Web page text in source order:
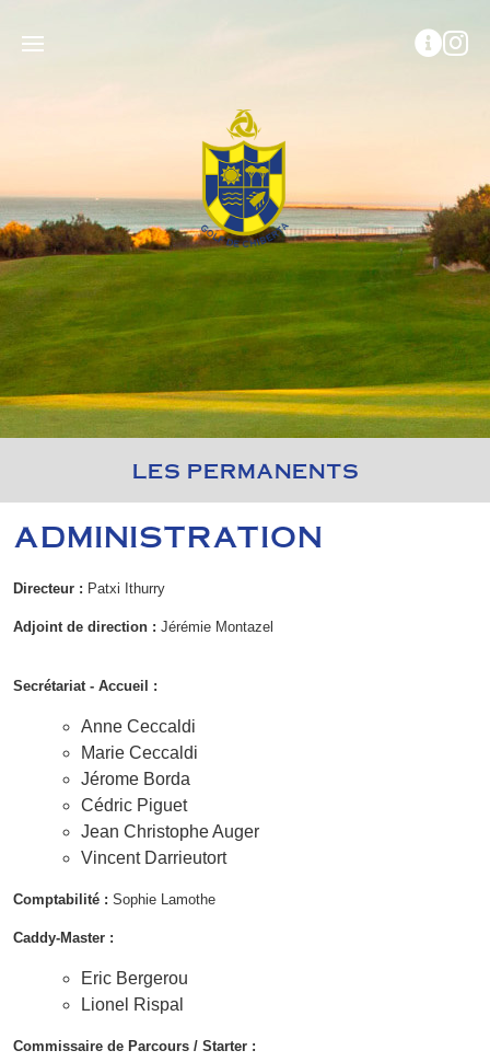
LES PERMANENTS
ADMINISTRATION
Directeur : Patxi Ithurry
Adjoint de direction : Jérémie Montazel
Secrétariat - Accueil :
Anne Ceccaldi
Marie Ceccaldi
Jérome Borda
Cédric Piguet
Jean Christophe Auger
Vincent Darrieutort
Comptabilité : Sophie Lamothe
Caddy-Master :
Eric Bergerou
Lionel Rispal
Commissaire de Parcours / Starter :